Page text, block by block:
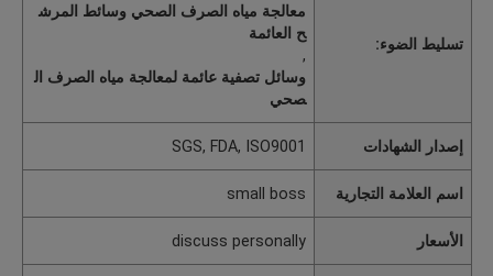
تسليط الضوء:
معالجة مياه الصرف الصحي وسائط المرش
ح العائمة
,
وسائل تصفية عائمة لمعالجة مياه الصرف ال
صحي
إصدار الشهادات SGS, FDA, ISO9001
اسم العلامة التجارية small boss
الأسعار discuss personally